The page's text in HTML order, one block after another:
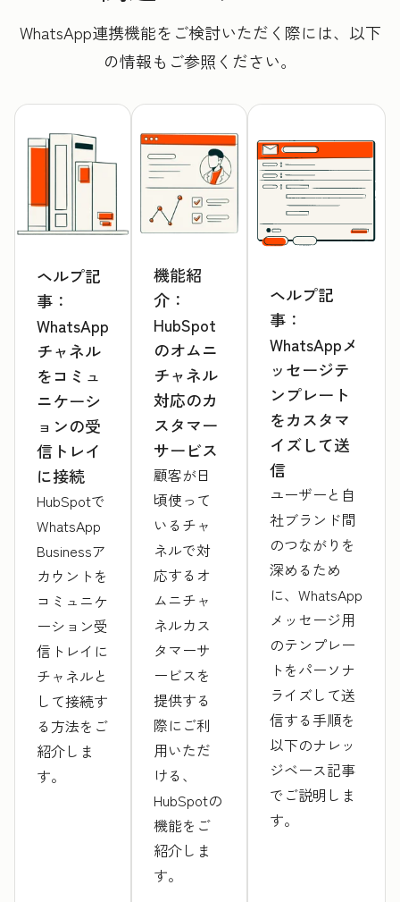
WhatsApp連携機能をご検討いただく際には、以下
の情報もご参照ください。
ヘルプ記
事：
WhatsApp
チャネル
をコミュ
ニケーシ
ョンの受
信トレイ
に接続
HubSpotで
WhatsApp
Businessア
カウントを
コミュニケ
ーション受
信トレイに
チャネルと
して接続す
る方法をご
紹介しま
す。
機能紹
介：
HubSpot
のオムニ
チャネル
対応のカ
スタマー
サービス
顧客が日
頃使って
いるチャ
ネルで対
応するオ
ムニチャ
ネルカス
タマーサ
ービスを
提供する
際にご利
用いただ
ける、
HubSpotの
機能をご
紹介しま
す。
ヘルプ記
事：
WhatsAppメ
ッセージテ
ンプレート
をカスタマ
イズして送
信
ユーザーと自
社ブランド間
のつながりを
深めるため
に、WhatsApp
メッセージ用
のテンプレー
トをパーソナ
ライズして送
信する手順を
以下のナレッ
ジベース記事
でご説明しま
す。